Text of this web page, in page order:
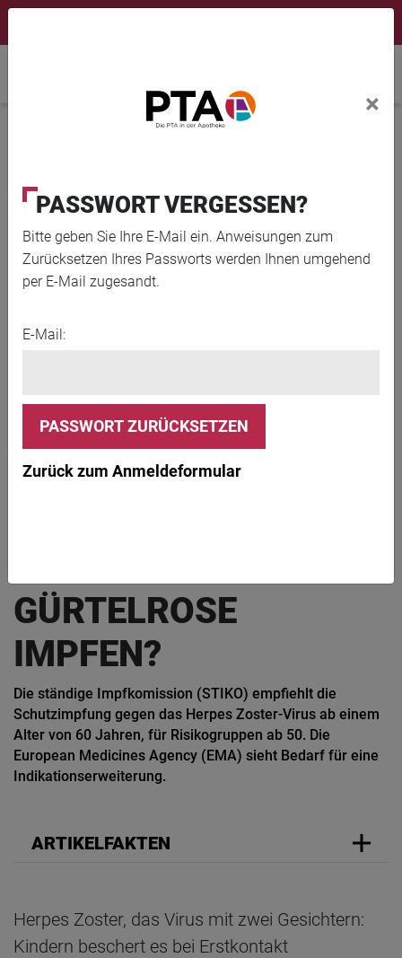
×
PASSWORT VERGESSEN?
Bitte geben Sie Ihre E-Mail ein. Anweisungen zum
Zurücksetzen Ihres Passworts werden Ihnen umgehend
per E-Mail zugesandt.
E-Mail:
Zurück zum Anmeldeformular
18 geimpft werden. © Stadtratte / iStock / Getty Images Plus
GÜRTELROSE
IMPFEN?
Die ständige Impfkomission (STIKO) empfiehlt die
Schutzimpfung gegen das Herpes Zoster-Virus ab einem
Alter von 60 Jahren, für Risikogruppen ab 50. Die
European Medicines Agency (EMA) sieht Bedarf für eine
Indikationserweiterung.
ARTIKELFAKTEN
Herpes Zoster, das Virus mit zwei Gesichtern:
Kindern beschert es bei Erstkontakt
×